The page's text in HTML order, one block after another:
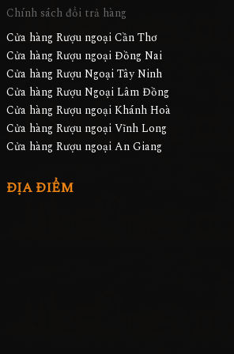
Chính sách đổi trả hàng
Cửa hàng Rượu ngoại Cần Thơ
Cửa hàng Rượu ngoại Đồng Nai
Cửa hàng Rượu Ngoại Tây Ninh
Cửa hàng Rượu Ngoại Lâm Đồng
Cửa hàng Rượu ngoại Khánh Hoà
Cửa hàng Rượu ngoại Vĩnh Long
Cửa hàng Rượu ngoại An Giang
ĐỊA ĐIỂM